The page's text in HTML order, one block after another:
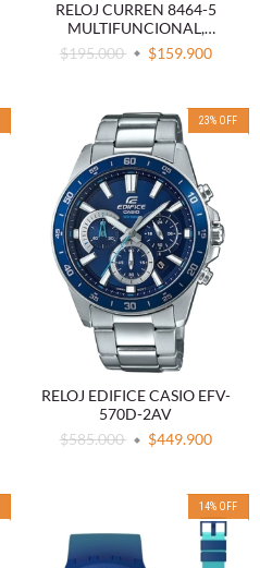
RELOJ CURREN 8464-5
MULTIFUNCIONAL,
DEPORTIVO, ESFERA
LUMINOSA Y CORREA DE
$195.000 $159.900
23% OFF
RELOJ EDIFICE CASIO EFV-
570D-2AV
$585.000
$449.900
14% OFF